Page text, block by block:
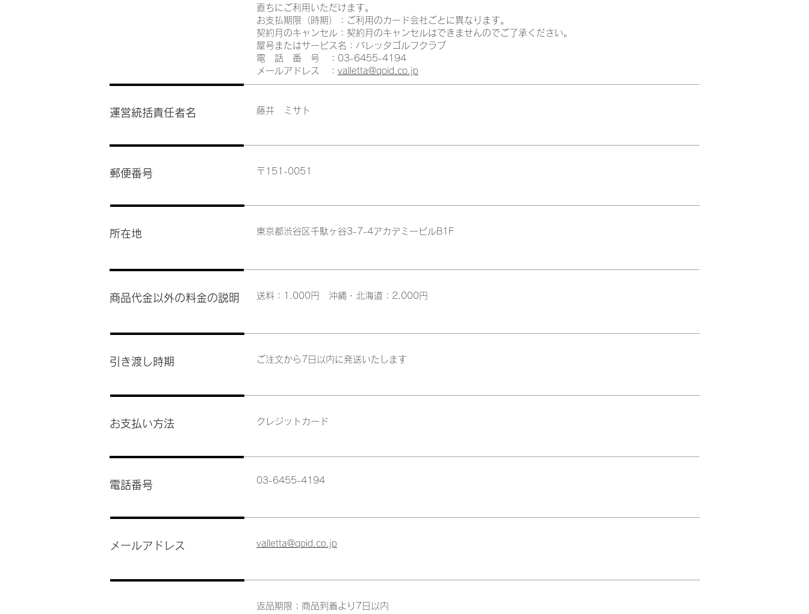
直ちにご利用いただけます。
お支払期限（時期）：ご利用のカード会社ごとに異なります。
契約月のキャンセル：契約月のキャンセルはできませんのでご了承ください。
屋号またはサービス名：バレッタゴルフクラブ
電 話 番 号 ：03-6455-4194
メールアドレス ： valletta@qoid.co.jp
運営統括責任者名 ​藤井 ミサト
郵便番号 〒151-0051
所在地 東京都渋谷区千駄ヶ谷3-7-4アカデミービルB1F
商品代金以外の料金の説明 送料：1.000円 沖縄・北海道：2.000円
引き渡し時期 ご注文から7日以内に発送いたします
お支払い方法 クレジットカード
電話番号 03-6455-4194
メールアドレス valletta@qoid.co.jp
返品期限：商品到着より7日以内